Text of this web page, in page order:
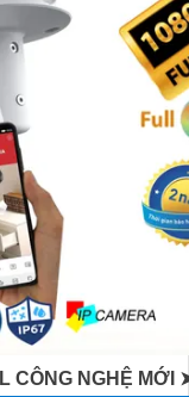
CÔNG NGHỆ MỚI